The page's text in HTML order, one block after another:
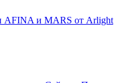
AFINA и MARS от Arlight